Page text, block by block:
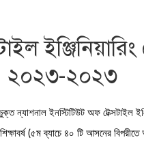
ইঞ্জিনিয়ারিং
২০২৩-২০২৩
ন্যাশনাল ইনস্টিটিউট অফ টেক্সটাইল
(৫ম ব্যাচে ৪০ টি আসনের